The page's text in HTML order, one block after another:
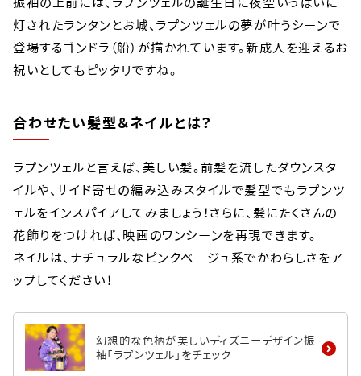
灯されたランタンとお城、ラプンツェルの夢が叶うシーンで
登場するゴンドラ（船）が描かれています。新成人を迎えるお
祝いとしてもピッタリですね。
合わせたい髪型＆ネイルとは？
ラプンツェルと言えば、美しい髪。前髪を流したダウンスタ
イルや、サイド寄せの編み込みスタイルで髪型でもラプンツ
ェルをインスパイアしてみましょう！さらに、髪にたくさんの
花飾りをつければ、映画のワンシーンを再現できます。
ネイルは、ナチュラルなピンクベージュ系でかわらしさをア
ップしてください！
幻想的な色柄が美しいディズニーデザイン振
袖「ラプンツェル」をチェック